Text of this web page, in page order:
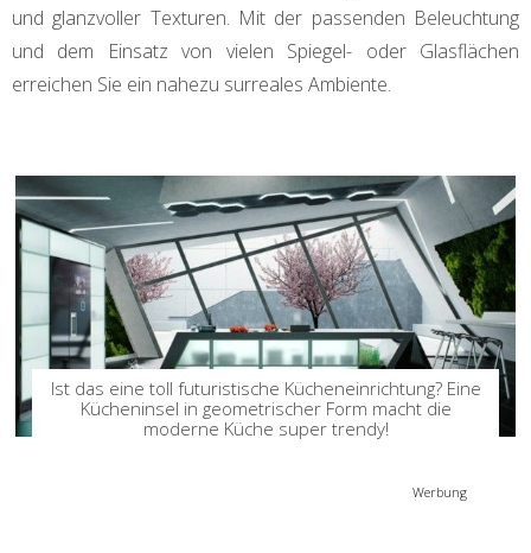
und glanzvoller Texturen. Mit der passenden Beleuchtung
und dem Einsatz von vielen Spiegel- oder Glasflächen
erreichen Sie ein nahezu surreales Ambiente.
Ist das eine toll futuristische Kücheneinrichtung? Eine
Kücheninsel in geometrischer Form macht die
moderne Küche super trendy!
Werbung